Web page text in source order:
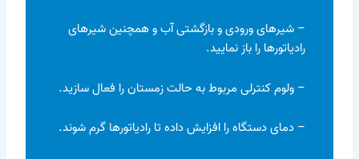
– شیرهای ورودی و بازگشتی آب و همچنین شیرهای
رادیاتورها را باز نمایید.
– ولوم کنترلی مربوط به حالت زمستان را فعال سازید.
– دمای دستگاه را افزایش داده تا رادیاتورها گرم شوند.